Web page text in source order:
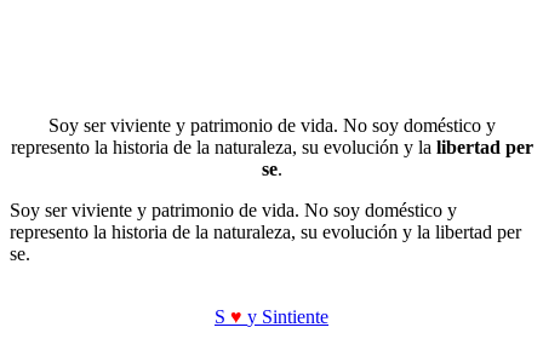
Soy ser viviente y patrimonio de vida. No soy doméstico y
represento la historia de la naturaleza, su evolución y la libertad per
se.
Soy ser viviente y patrimonio de vida. No soy doméstico y
represento la historia de la naturaleza, su evolución y la libertad per
se.
S ♥ y Sintiente